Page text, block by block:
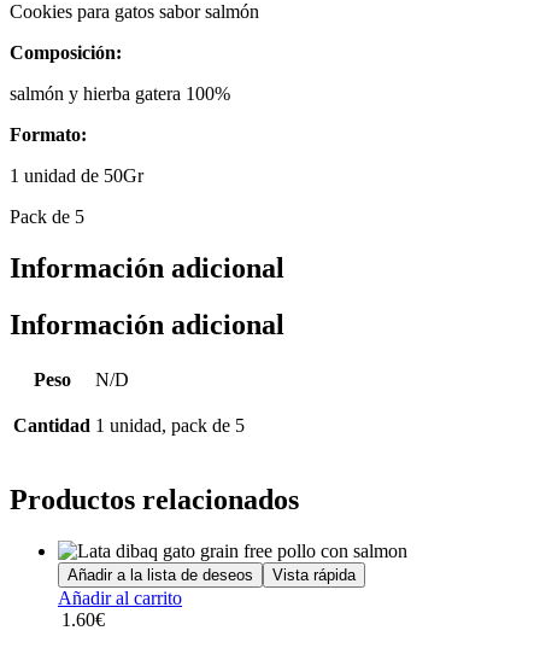
Cookies para gatos sabor salmón
Composición:
salmón y hierba gatera 100%
Formato:
1 unidad de 50Gr
Pack de 5
Información adicional
Información adicional
Peso N/D
Cantidad 1 unidad, pack de 5
Productos relacionados
Añadir a la lista de deseos Vista rápida
Añadir al carrito
1.60€